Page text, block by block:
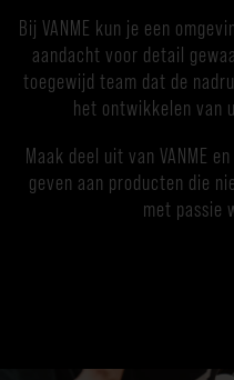
Bij VANME kun je een
aandacht voor detail
toegewijd team dat de
het ontwikkelen van
Maak deel uit van VANME
geven aan producten die
met passie